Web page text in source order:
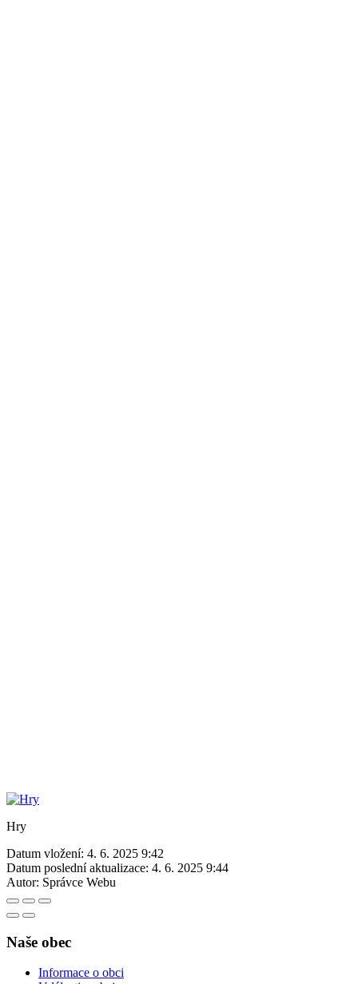
Hry
Datum vložení: 4. 6. 2025 9:42
Datum poslední aktualizace: 4. 6. 2025 9:44
Autor: Správce Webu
Naše obec
Informace o obci